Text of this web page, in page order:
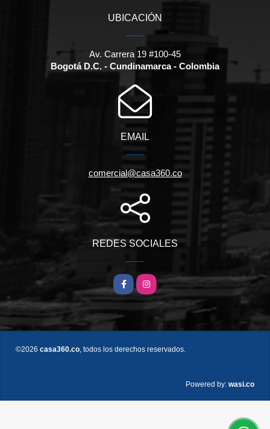
UBICACIÓN
Av. Carrera 19 #100-45
Bogotá D.C. - Cundinamarca - Colombia
EMAIL
comercial@casa360.co
REDES SOCIALES
FacebookInstagram
©2026 casa360.co , todos los derechos reservados.
Powered by: wasi.co